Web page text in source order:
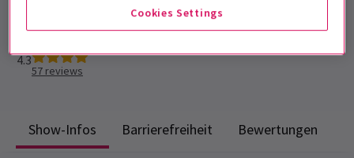
Laufzeit: 2hr 35 mins
Mit Pause
4.3
57 reviews
Show-Infos Barrierefreiheit Bewertungen
Cookies Settings